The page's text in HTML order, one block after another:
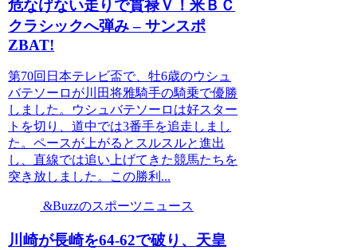
危なげない走りで貫禄Ｖ！米ＢＣ
クラシックへ弾み – サンスポ
ZBAT!
第70回日本テレビ盃で、牡6歳のウシュ
バテソーロが川田将雅騎手の騎乗で優勝
しました。ウシュバテソーロは好スター
トを切り、道中では3番手を追走しまし
た。ペースが上がるとスルスルと進出
し、直線では追い上げてきた競馬たちを
突き放しました。この勝利...
&Buzzのスポーツニュース
川崎が長崎を64-62で破り、天皇